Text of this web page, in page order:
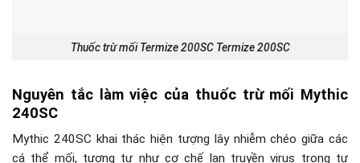
Thuốc trừ mối Termize 200SC Termize 200SC
Nguyên tắc làm việc của thuốc trừ mối Mythic
240SC
Mythic 240SC khai thác hiện tượng lây nhiễm chéo giữa các
cá thể mối, tương tự như cơ chế lan truyền virus trong tự